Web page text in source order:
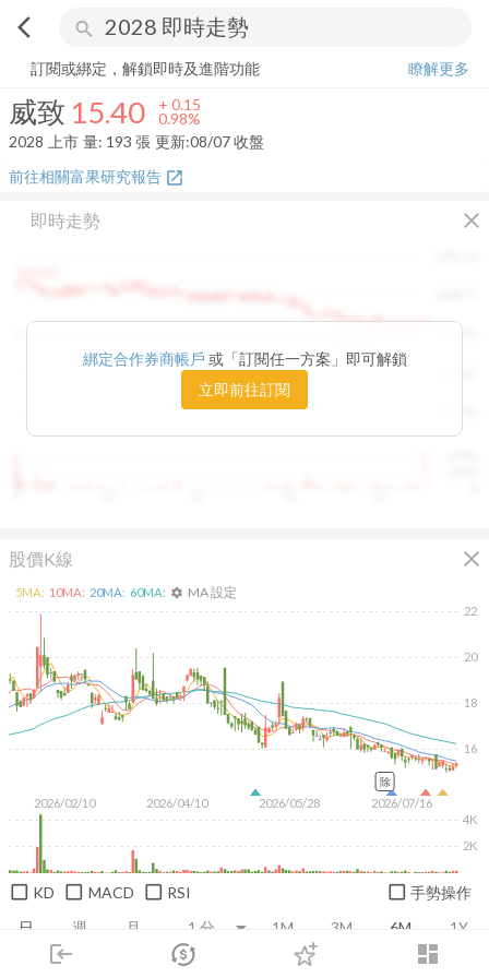
arrow_back_ios search
login dashboard
市場 登入
威致 15.40+ 0.98%
訂閱或綁定，解鎖即時及進階功能
瞭解更多
威致 15.40 + 0.15
0.98%
2028
上市 量: 193 張 更新:08/07 收盤
前往相關富果研究報告 open_in_new
即時走勢 close
綁定合作券商帳戶 或「訂閱任一方案」即可解鎖
立即前往訂閱
股價K線 close
日 週 月 1M 3M 6M 1Y
2026/02/10 2026/04/10 2026/05/28 2026/07/16
16
18
20
22
2K
4K
5MA: 10MA: 20MA: 60MA: settings MA 設定
除
KD MACD RSI 手勢操作